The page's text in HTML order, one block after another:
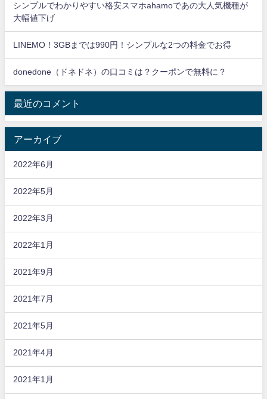
シンプルでわかりやすい格安スマホahamoであの大人気機種が
大幅値下げ
LINEMO！3GBまでは990円！シンプルな2つの料金でお得
donedone（ドネドネ）の口コミは？クーポンで無料に？
最近のコメント
アーカイブ
2022年6月
2022年5月
2022年3月
2022年1月
2021年9月
2021年7月
2021年5月
2021年4月
2021年1月